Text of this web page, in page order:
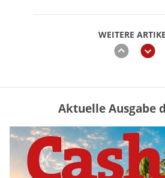
WEITEREzurück
„Jung kauft Alt“ 2026:
Überblick – Tabelle mit
und
mehr
Aktuelle Ausgabe